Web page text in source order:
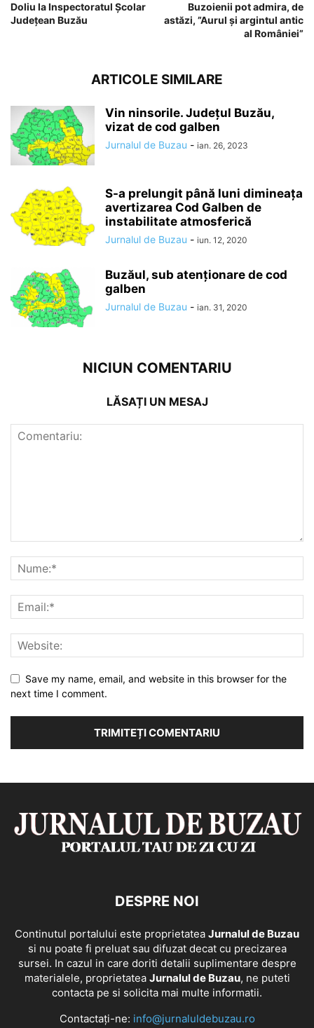
Doliu la Inspectoratul Școlar
Județean Buzău
Buzoienii pot admira, de
astăzi, ”Aurul şi argintul antic
al României”
ARTICOLE SIMILARE
Vin ninsorile. Județul Buzău,
vizat de cod galben
Jurnalul de Buzau - ian. 26, 2023
S-a prelungit până luni dimineaţa
avertizarea Cod Galben de
instabilitate atmosferică
Jurnalul de Buzau - iun. 12, 2020
Buzăul, sub atenționare de cod
galben
Jurnalul de Buzau - ian. 31, 2020
NICIUN COMENTARIU
LĂSAȚI UN MESAJ
Save my name, email, and website in this browser for the
next time I comment.
DESPRE NOI
Continutul portalului este proprietatea Jurnalul de Buzau
si nu poate fi preluat sau difuzat decat cu precizarea
sursei. In cazul in care doriti detalii suplimentare despre
materialele, proprietatea Jurnalul de Buzau, ne puteti
contacta pe si solicita mai multe informatii.
Contactați-ne: info@jurnaluldebuzau.ro